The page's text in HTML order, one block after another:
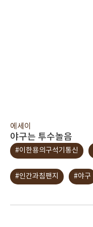
에세이
야구는 투수놀음
#이한용의구석기통신
#인간과침팬지 #야구